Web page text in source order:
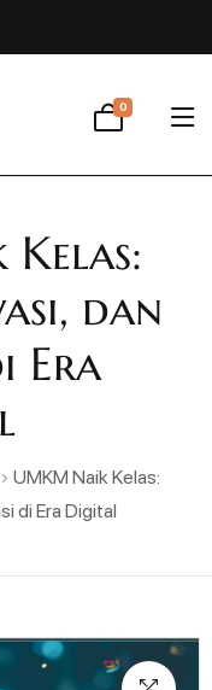
0
dan
Era
UMKM Naik Kelas:
di Era Digital